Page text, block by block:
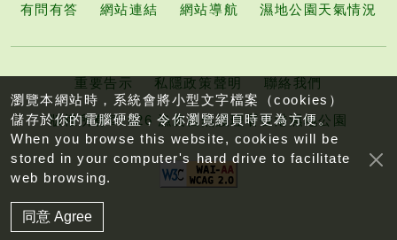
有問有答 網站連結 網站導航 濕地公園天氣情況
重要告示 私隱政策聲明 聯絡我們
版權所有©2026 漁農自然護理署香港濕地公園
瀏覽本網站時，系統會將小型文字檔案（cookies）
儲存於你的電腦硬盤，令你瀏覽網頁時更為方便。
When you browse this website, cookies will be
stored in your computer's hard drive to facilitate
web browsing.
同意 Agree